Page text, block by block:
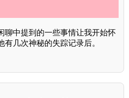
聊中提到的一些事情让我开始怀
几次神秘的失踪记录后。